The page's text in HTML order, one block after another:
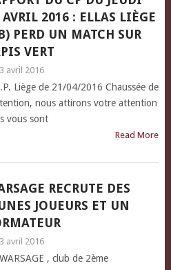
AVRIL 2016 : ELLAS LIÈGE
PERD UN MATCH SUR
VERT
avril 2016
Liège de 21/04/2016 Chaussée de
nous attirons votre attention
vous sont
Read More
RECRUTE DES
JOUEURS ET UN
avril 2016
, club de 2ème